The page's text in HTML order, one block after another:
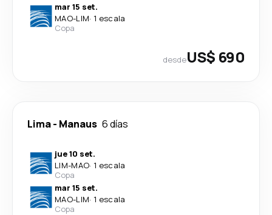
mar 15 set.
MAO-LIM· 1 escala
Copa
desdeUS$ 690
Lima- Manaus 6 días
jue 10 set.
LIM-MAO· 1 escala
Copa
mar 15 set.
MAO-LIM· 1 escala
Copa